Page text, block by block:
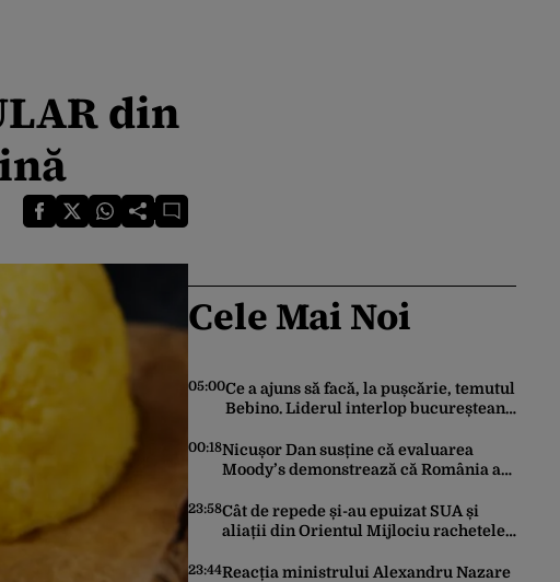
din
Cele Mai Noi
05:00Ce a ajuns să facă, la pușcărie, temutul
Bebino. Liderul interlop bucureștean,
00:18Nicușor Dan susține că evaluarea
Moody’s demonstrează că România a
încrederea investitorilor: „Totuși,
perspectiva rămâne rezervată”
23:58Cât de repede și-au epuizat SUA și
aliații din Orientul Mijlociu rachetele
23:44Reacția ministrului Alexandru Nazare